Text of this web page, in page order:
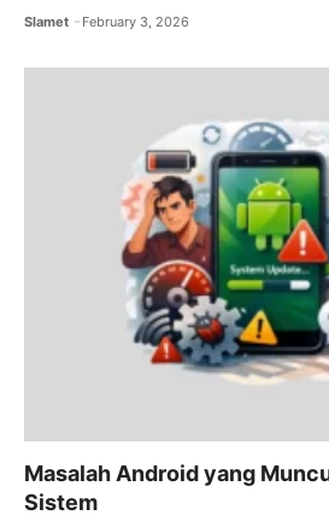
Slamet February 3, 2026
Masalah Android yang
Sistem